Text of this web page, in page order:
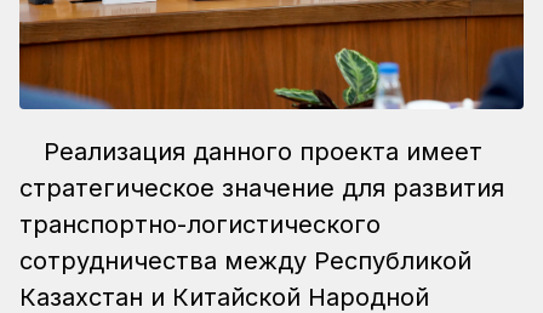
Реализация данного проекта имеет
стратегическое значение для развития
транспортно-логистического
сотрудничества между Республикой
Казахстан и Китайской Народной